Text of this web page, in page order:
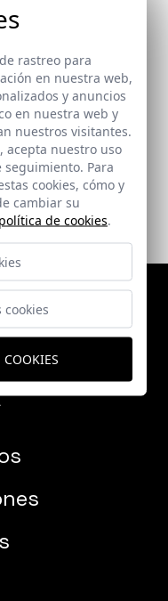
Getxo
rastreo para
en nuestra web,
y anuncios
en nuestra web y
nuestros visitantes.
acepta nuestro uso
seguimiento. Para
cookies, cómo y
cambiar su
política de cookies.
cookies
COOKIES